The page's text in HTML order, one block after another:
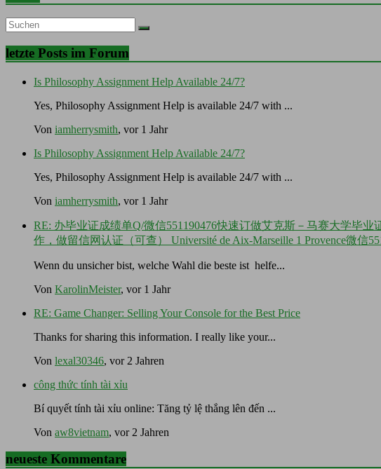
letzte Posts im Forum
Is Philosophy Assignment Help Available 24/7?
Yes, Philosophy Assignment Help is available 24/7 with ...
Von iamherrysmith, vor 1 Jahr
Is Philosophy Assignment Help Available 24/7?
Yes, Philosophy Assignment Help is available 24/7 with ...
Von iamherrysmith, vor 1 Jahr
RE: 办毕业证成绩单Q/微信551190476快速订做艾克斯－马赛大学毕
作，做留信网认证（可查） Université de Aix-Marseille 1 Provence微信
Wenn du unsicher bist, welche Wahl die beste ist helfe...
Von KarolinMeister, vor 1 Jahr
RE: Game Changer: Selling Your Console for the Best Price
Thanks for sharing this information. I really like your...
Von lexal30346, vor 2 Jahren
công thức tính tài xỉu
Bí quyết tính tài xỉu online: Tăng tỷ lệ thắng lên đến ...
Von aw8vietnam, vor 2 Jahren
neueste Kommentare